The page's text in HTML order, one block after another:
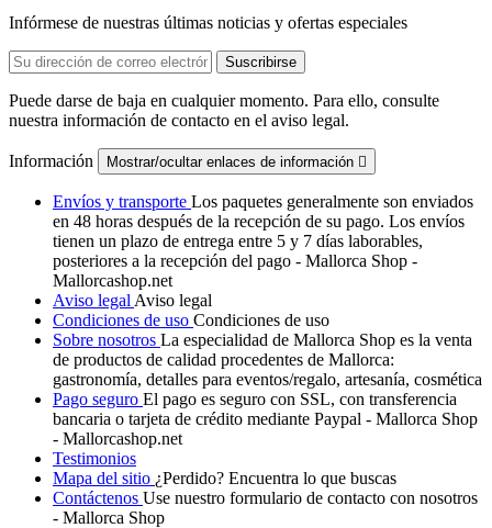
Infórmese de nuestras últimas noticias y ofertas especiales
Puede darse de baja en cualquier momento. Para ello, consulte
nuestra información de contacto en el aviso legal.
Información Mostrar/ocultar enlaces de información 
Envíos y transporte Los paquetes generalmente son enviados
en 48 horas después de la recepción de su pago. Los envíos
tienen un plazo de entrega entre 5 y 7 días laborables,
posteriores a la recepción del pago - Mallorca Shop -
Mallorcashop.net
Aviso legal Aviso legal
Condiciones de uso Condiciones de uso
Sobre nosotros La especialidad de Mallorca Shop es la venta
de productos de calidad procedentes de Mallorca:
gastronomía, detalles para eventos/regalo, artesanía, cosmética
Pago seguro El pago es seguro con SSL, con transferencia
bancaria o tarjeta de crédito mediante Paypal - Mallorca Shop
- Mallorcashop.net
Testimonios
Mapa del sitio ¿Perdido? Encuentra lo que buscas
Contáctenos Use nuestro formulario de contacto con nosotros
- Mallorca Shop